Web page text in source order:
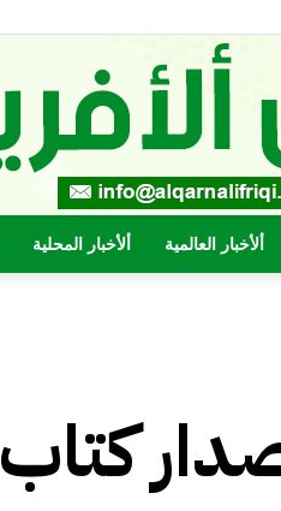
ألأخبار المحلية ألأخبار العالمية
كتاب